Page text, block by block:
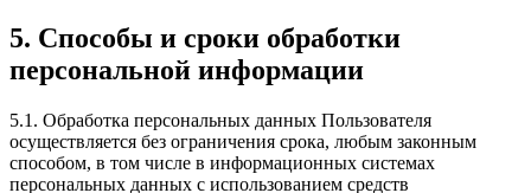
5. Способы и сроки обработки
персональной информации
5.1. Обработка персональных данных Пользователя
осуществляется без ограничения срока, любым законным
способом, в том числе в информационных системах
персональных данных с использованием средств